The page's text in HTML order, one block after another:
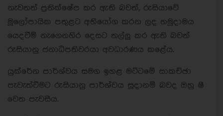
නැවතත් ප්‍රතික්ෂේප කර ඇති බවත්, රුසියාවේ
මූලෝපායික පතුළට අභියෝග කරන ලද හමුදාමය
යෙදවීම් නැගෙනහිර දෙසට තල්ලු කර ඇති බවත්
රුසියානු ජනාධිපතිවරයා අවධාරණය කළේය.
යුක්රේන පාර්ශ්වය සමග ඉහළ මට්ටමේ සාකච්ඡා
පැවැත්වීමට රුසියානු පාර්ශ්වය සූදානම් බවද ඔහු ෂී
වෙත පැවසීය.